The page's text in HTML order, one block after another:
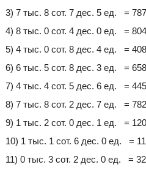
3) 7 тыс. 8 сот. 7 дес. 5 ед. =
4) 8 тыс. 0 сот. 4 дес. 0 ед. =
5) 4 тыс. 0 сот. 8 дес. 4 ед. =
6) 6 тыс. 5 сот. 8 дес. 3 ед. =
7) 4 тыс. 4 сот. 5 дес. 6 ед. =
8) 7 тыс. 8 сот. 2 дес. 7 ед. =
9) 1 тыс. 2 сот. 0 дес. 1 ед. =
10) 1 тыс. 1 сот. 6 дес. 0 ед. =
11) 0 тыс. 3 сот. 2 дес. 0 ед. =